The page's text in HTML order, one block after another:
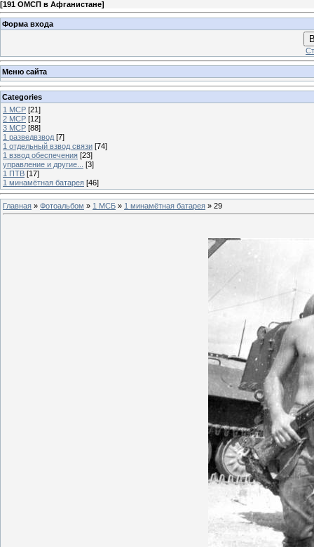
[191 ОМСП в Афганистане]
Форма входа
Меню сайта
Categories
1 МСР [21]
2 МСР [12]
3 МСР [88]
1 разведвзвод [7]
1 отдельный взвод связи [74]
1 взвод обеспечения [23]
управление и другие...
[3]
1 ПТВ [17]
1 минамётная батарея [46]
Главная » Фотоальбом » 1 МСБ » 1 минамётная батарея » 29